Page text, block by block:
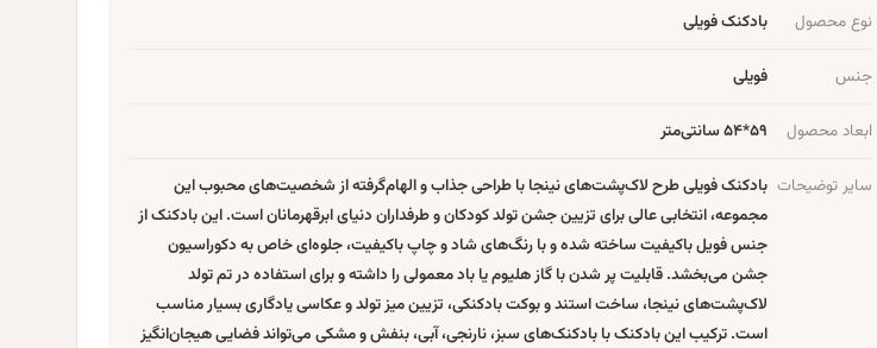
نوع محصول بادکنک فویلی
جنس فویلی
ابعاد محصول ۵۹*۵۴ سانتی‌متر
سایر توضیحات بادکنک فویلی طرح لاک‌پشت‌های نینجا با طراحی جذاب و الهام‌گرفته از شخصیت‌های محبوب این
مجموعه، انتخابی عالی برای تزیین جشن تولد کودکان و طرفداران دنیای ابرقهرمانان است. این بادکنک از
جنس فویل باکیفیت ساخته شده و با رنگ‌های شاد و چاپ باکیفیت، جلوه‌ای خاص به دکوراسیون
جشن می‌بخشد. قابلیت پر شدن با گاز هلیوم یا باد معمولی را داشته و برای استفاده در تم تولد
لاک‌پشت‌های نینجا، ساخت استند و بوکت بادکنکی، تزیین میز تولد و عکاسی یادگاری بسیار مناسب
است. ترکیب این بادکنک با بادکنک‌های سبز، نارنجی، آبی، بنفش و مشکی می‌تواند فضایی هیجان‌انگیز